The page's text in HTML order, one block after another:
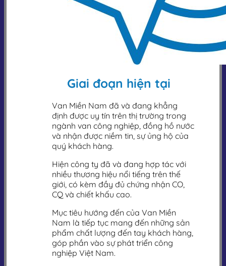
Giai đoạn hiện tại
Van Miền Nam đã và đang khẳng
định được uy tín trên thị trường trong
ngành van công nghiệp, đồng hồ nước
và nhận được niềm tin, sự ủng hộ của
quý khách hàng.
Hiện công ty đã và đang hợp tác với
nhiều thương hiệu nổi tiếng trên thế
giới, có kèm đầy đủ chứng nhận CO,
CQ và chiết khấu cao.
Mục tiêu hướng đến của Van Miền
Nam là tiếp tục mang đến những sản
phẩm chất lượng đến tay khách hàng,
góp phần vào sự phát triển công
nghiệp Việt Nam.